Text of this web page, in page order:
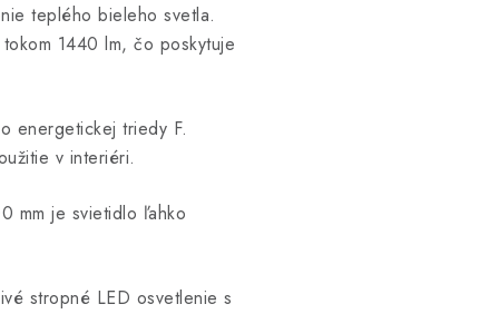
teplého bieleho svetla.
1440 lm, čo poskytuje
energetickej triedy F.
v interiéri.
mm je svietidlo ľahko
stropné LED osvetlenie s